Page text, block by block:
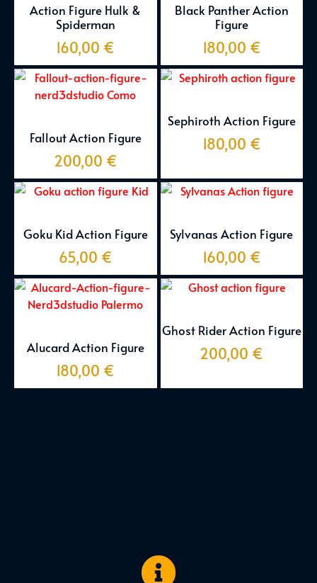
Action Figure Hulk &
Spiderman
160,00 €
Black Panther Action
Figure
180,00 €
Fallout Action Figure
200,00 €
Sephiroth Action Figure
180,00 €
Goku Kid Action Figure
65,00 €
Sylvanas Action Figure
160,00 €
Alucard Action Figure
180,00 €
Ghost Rider Action Figure
200,00 €